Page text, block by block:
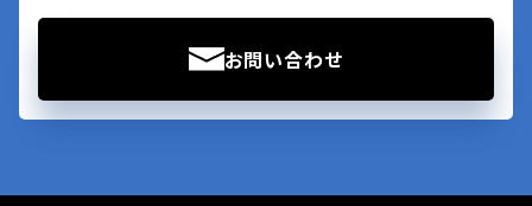
お問い合わせ